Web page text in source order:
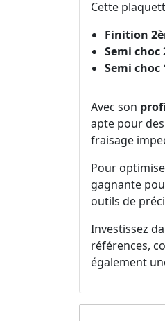
Cette
Finition
Semi choc
Semi choc
Avec son
apte pour
fraisage
Pour
gagnante
outils de
Investissez
références,
également